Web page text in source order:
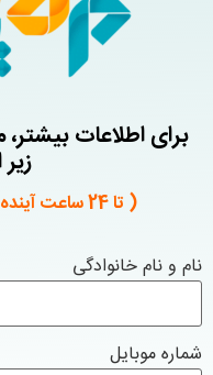
برای اطلاعات
( تا 24 ساعت آینده با شما تماس گرفته می‌شود )
نام و نام خانوادگی
شماره موبایل